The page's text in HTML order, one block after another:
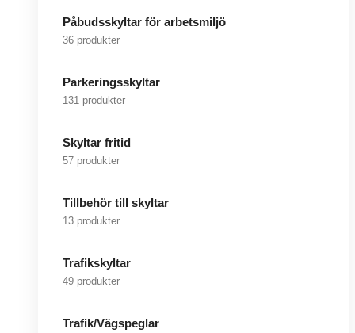
Påbudsskyltar för arbetsmiljö
36 produkter
Parkeringsskyltar
131 produkter
Skyltar fritid
57 produkter
Tillbehör till skyltar
13 produkter
Trafikskyltar
49 produkter
Trafik/Vägspeglar